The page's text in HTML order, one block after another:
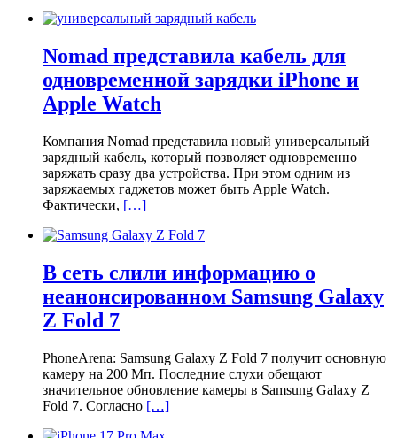
Nomad представила кабель для
одновременной зарядки iPhone и
Apple Watch
Компания Nomad представила новый универсальный
зарядный кабель, который позволяет одновременно
заряжать сразу два устройства. При этом одним из
заряжаемых гаджетов может быть Apple Watch.
Фактически, […]
В сеть слили информацию о
неанонсированном Samsung Galaxy
Z Fold 7
PhoneArena: Samsung Galaxy Z Fold 7 получит основную
камеру на 200 Мп. Последние слухи обещают
значительное обновление камеры в Samsung Galaxy Z
Fold 7. Согласно […]